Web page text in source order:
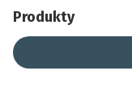
Produkty